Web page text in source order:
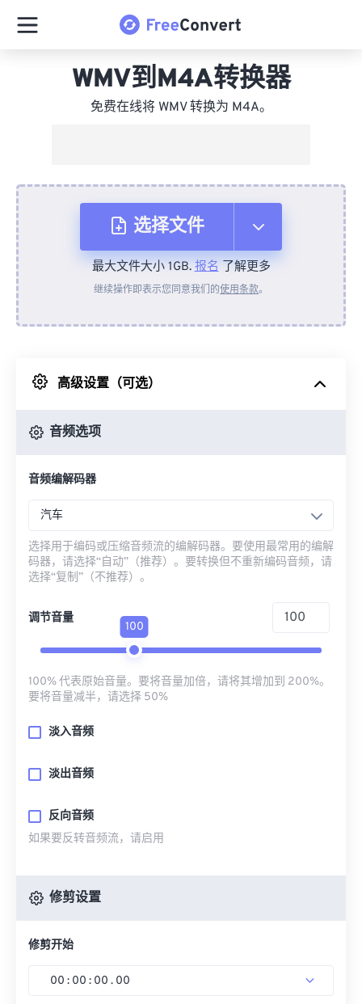
WMV到M4A转换器
免费在线将 WMV 转换为 M4A。
选择文件
从设备
来自 Google Drive
最大文件大小 1GB.报名了解更多
继续操作即表示您同意我们的使用条款。
高级设置（可选）
音频选项
音频编解码器
汽车
选择用于编码或压缩音频流的编解码器。要使用最常用的编解
码器，请选择“自动”（推荐）。要转换但不重新编码音频，请
选择“复制”（不推荐）。
调节音量
100
100% 代表原始音量。要将音量加倍，请将其增加到 200%。
要将音量减半，请选择 50%
淡入音频
淡出音频
反向音频
如果要反转音频流，请启用
修剪设置
修剪开始
00 : 00 : 00 . 00